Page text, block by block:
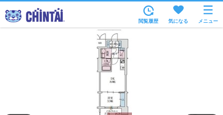
沿線・駅から
住所から
家賃相場から
物件特集から
閲覧履歴 気になる メニュー